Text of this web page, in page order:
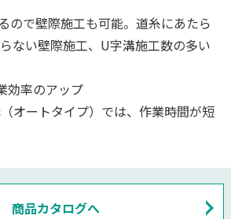
ので壁際施工も可能。道糸にあたら
ない壁際施工、U字溝施工数の多い
効率のアップ
オートタイプ）では、作業時間が短
商品カタログへ